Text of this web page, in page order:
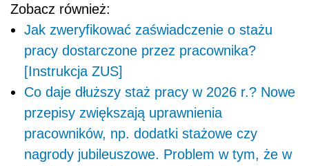
Zobacz również:
Jak zweryfikować zaświadczenie o stażu
pracy dostarczone przez pracownika?
[Instrukcja ZUS]
Co daje dłuższy staż pracy w 2026 r.? Nowe
przepisy zwiększają uprawnienia
pracowników, np. dodatki stażowe czy
nagrody jubileuszowe. Problem w tym, że w